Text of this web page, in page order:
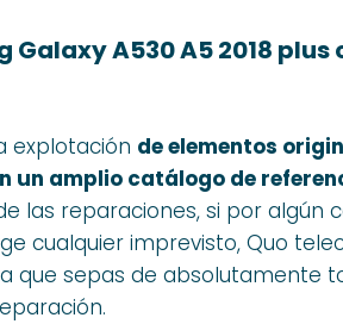
A530 A5 2018
explotación de elementos
un amplio catálogo de
las reparaciones, si por algún
cualquier imprevisto, Quo
que sepas de absolutamente